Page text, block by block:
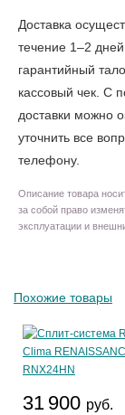
Доставка
течение 1–2
гарантийный
кассовый чек. С
доставки можно
уточнить все
телефону.
Описание товара
за собой право
эксплуатации и
Похожие товары
31 900 руб.